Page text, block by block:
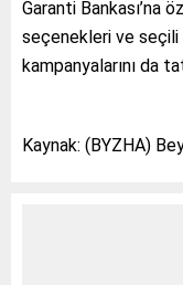
Garanti Bankası’na
seçenekleri ve seçili
kampanyalarını da
Kaynak: (BYZHA)